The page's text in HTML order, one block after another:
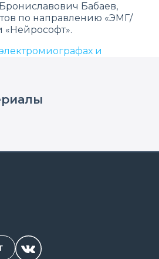
Бабаев,
по направлению «ЭМГ/
и